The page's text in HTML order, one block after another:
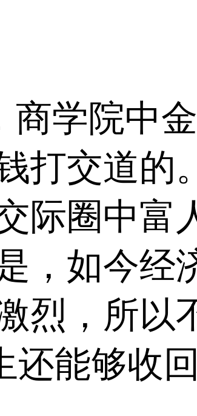
商学院中
打交道的
际圈中富
，如今经
烈，所以
还能够收